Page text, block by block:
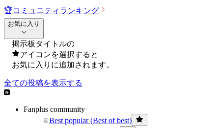
🏆コミュニティランキング
お気に入り
掲示板タイトルの
アイコンを選択すると
お気に入りに追加されます。
全ての投稿を表示する
Fanplus community
Best popular (Best of best)